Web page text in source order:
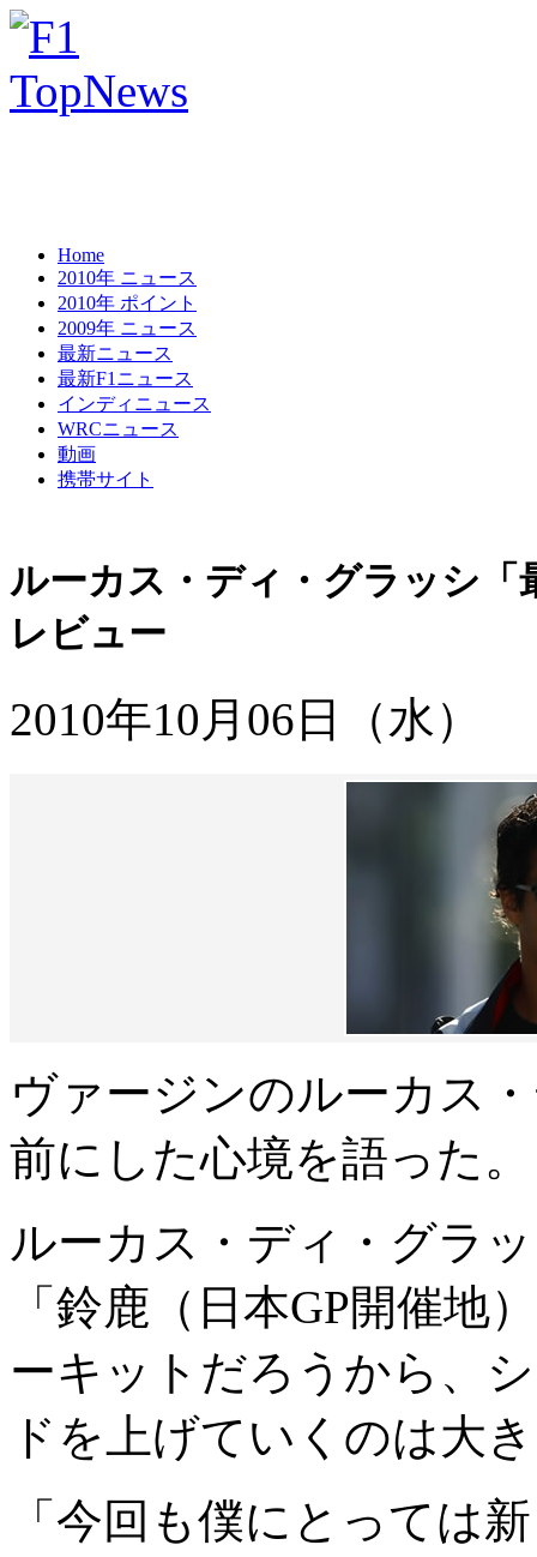
Home
2010年 ニュース
2010年 ポイント
2009年 ニュース
最新ニュース
最新F1ニュース
インディニュース
WRCニュース
動画
携帯サイト
ルーカス・ディ・グラッシ「
レビュー
2010年10月06日（水）
ヴァージンのルーカス
前にした心境を語った。
ルーカス・ディ・グラ
「鈴鹿（日本GP開催地
ーキットだろうから、
ドを上げていくのは大
「今回も僕にとっては